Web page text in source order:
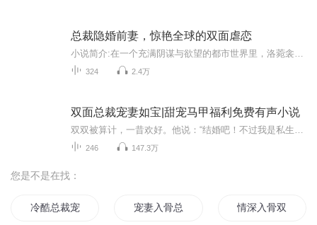
总裁隐婚前妻，惊艳全球的双面虐恋
324 2.4万
双面总裁宠妻如宝|甜宠马甲福利免费有声小说
246 147.3万
您是不是在找：
冷酷总裁宠妻入骨 宠妻入骨总裁抱一抱 情深入骨双面总